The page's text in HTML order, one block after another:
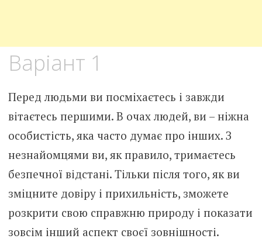
Варіант 1
Перед людьми ви посміхаєтесь і завжди
вітаєтесь першими. В очах людей, ви – ніжна
особистість, яка часто думає про інших. З
незнайомцями ви, як правило, тримаєтесь
безпечної відстані. Тільки після того, як ви
зміцните довіру і прихильність, зможете
розкрити свою справжню природу і показати
зовсім інший аспект своєї зовнішності.